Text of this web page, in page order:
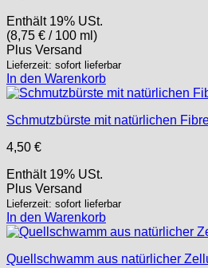
Enthält 19% USt.
(8,75 € / 100 ml)
Plus Versand
Lieferzeit: sofort lieferbar
In den Warenkorb
Schmutzbürste mit natürlichen
4,50 €
Enthält 19% USt.
Plus Versand
Lieferzeit: sofort lieferbar
In den Warenkorb
Quellschwamm aus natürlicher